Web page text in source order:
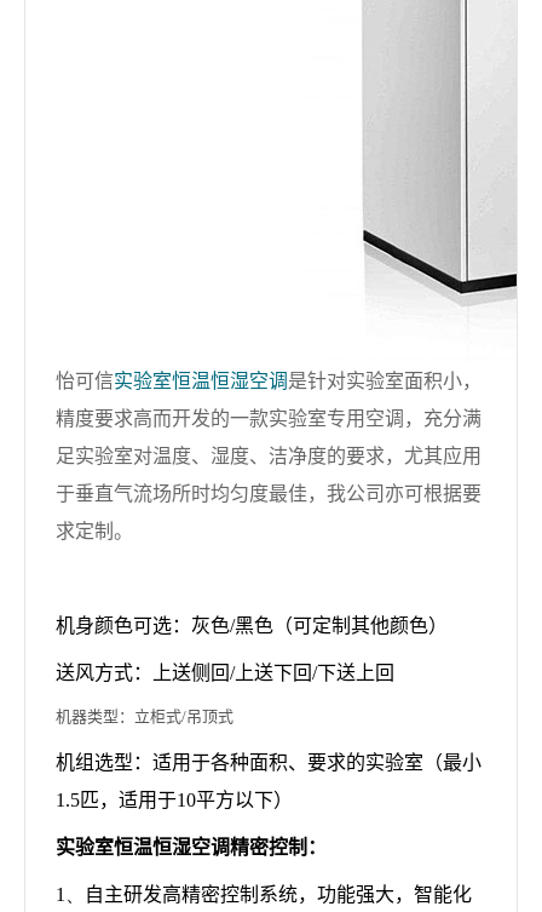
怡可信实验室恒温恒湿空调 是针对实验室面积小，
精度要求高而开发的一款实验室专用空调，充分满
足实验室对温度、湿度、洁净度的要求，尤其应用
于垂直气流场所时均匀度最佳，我公司亦可根据要
求定制。
机身颜色可选：灰色/黑色（可定制其他颜色）
送风方式：上送侧回/上送下回/下送上回
机器类型：立柜式/吊顶式
机组选型：适用于各种面积、要求的实验室（最小
1.5匹，适用于10平方以下）
实验室恒温恒湿空调精密控制：
1、
自主研发高精密控制系统，功能强大，智能化